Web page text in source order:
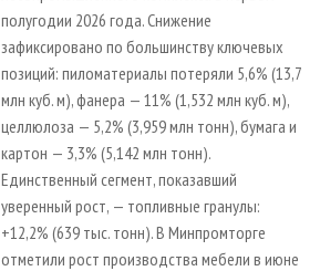
полугодии 2026 года. Снижение
зафиксировано по большинству ключевых
позиций: пиломатериалы потеряли 5,6% (13,7
млн куб. м), фанера — 11% (1,532 млн куб. м),
целлюлоза — 5,2% (3,959 млн тонн), бумага и
картон — 3,3% (5,142 млн тонн).
Единственный сегмент, показавший
уверенный рост, — топливные гранулы:
+12,2% (639 тыс. тонн). В Минпромторге
отметили рост производства мебели в июне